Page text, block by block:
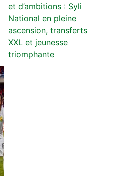
et d’ambitions : Syli
National en pleine
ascension, transferts
XXL et jeunesse
triomphante